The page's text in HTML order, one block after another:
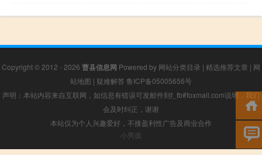
Copyright © 2012 - 2026 曹县信息网 Powered by 网站分类目录 | 精选推荐文章 | 网
站地图 | 疑难解答 鲁ICP备05005656号
声明：本站内容来自互联网，如信息有错误可发邮件到f_fb#foxmail.com说明，我们
会及时纠正，谢谢
本站仅为个人兴趣爱好，不接盈利性广告及商业合作
小男孩